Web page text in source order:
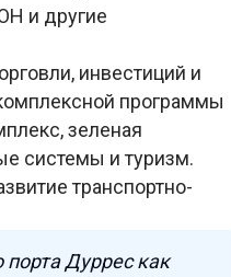
и другие
инвестиций и
программы
зеленая
системы и туризм.
транспортно-
порта Дуррес как